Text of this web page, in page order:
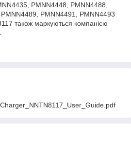
PMNN4448, PMNN4488,
PMNN4491, PMNN4493
також маркуються компанією